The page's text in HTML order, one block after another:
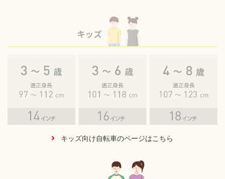
キッズ向け自転車のページはこちら